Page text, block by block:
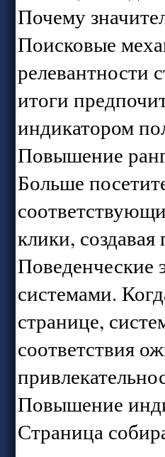
Почему
Поисковые
релевантности
итоги
индикатором
Повышение
Больше
клики,
Поведенческие
системами.
странице,
соответствия
Повышение
Страница